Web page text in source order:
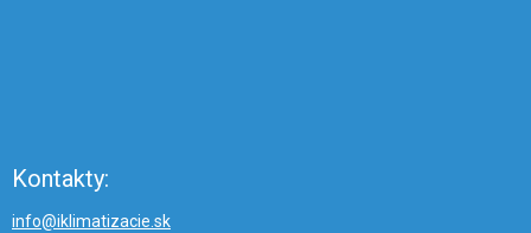
Kontakty:
info@iklimatizacie.sk